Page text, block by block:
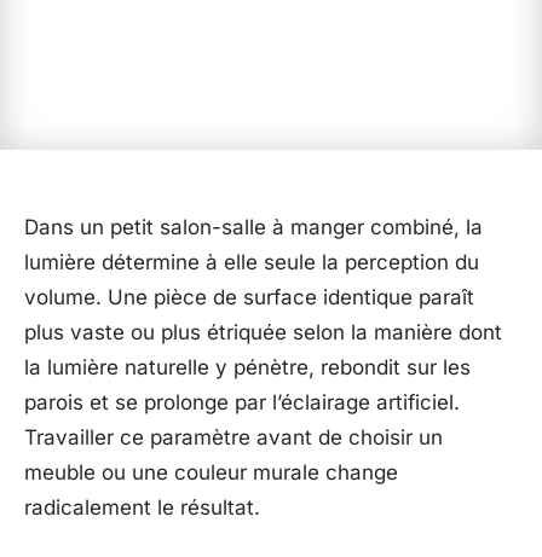
Dans un petit salon-salle à manger combiné, la
lumière détermine à elle seule la perception du
volume. Une pièce de surface identique paraît
plus vaste ou plus étriquée selon la manière dont
la lumière naturelle y pénètre, rebondit sur les
parois et se prolonge par l’éclairage artificiel.
Travailler ce paramètre avant de choisir un
meuble ou une couleur murale change
radicalement le résultat.